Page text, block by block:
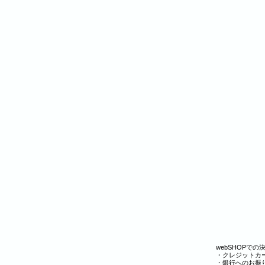
webSHOPでの
・クレジットカ
・銀行へのお